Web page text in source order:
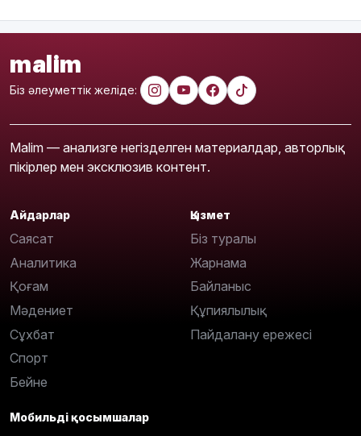
malim
Біз әлеуметтік желіде:
Malim — анализге негізделген материалдар, авторлық
пікірлер мен эксклюзив контент.
Айдарлар
Саясат
Аналитика
Қоғам
Мәдениет
Сұхбат
Спорт
Бейне
Қызмет
Біз туралы
Жарнама
Байланыс
Құпиялылық
Пайдалану ережесі
Мобильді қосымшалар